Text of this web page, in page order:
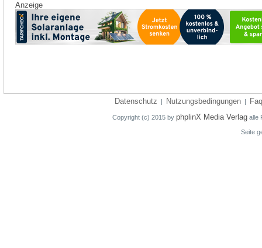
Anzeige
Datenschutz | Nutzungsbedingungen | Faq
Copyright (c) 2015 by phplinX Media Verlag alle
Seite